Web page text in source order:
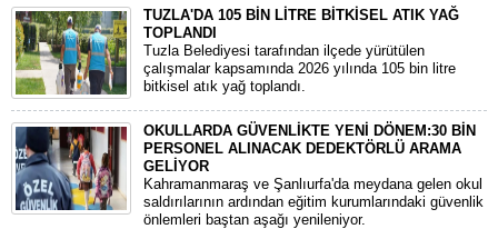
TUZLA'DA 105 BİN LİTRE BİTKİSEL ATIK YAĞ
TOPLANDI
Tuzla Belediyesi tarafından ilçede yürütülen
çalışmalar kapsamında 2026 yılında 105 bin litre
bitkisel atık yağ toplandı.
OKULLARDA GÜVENLİKTE YENİ DÖNEM:30 BİN
PERSONEL ALINACAK DEDEKTÖRLÜ ARAMA
GELİYOR
​Kahramanmaraş ve Şanlıurfa'da meydana gelen okul
saldırılarının ardından eğitim kurumlarındaki güvenlik
önlemleri baştan aşağı yenileniyor.